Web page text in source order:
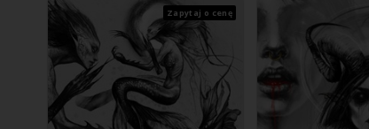
Zapytaj o cenę